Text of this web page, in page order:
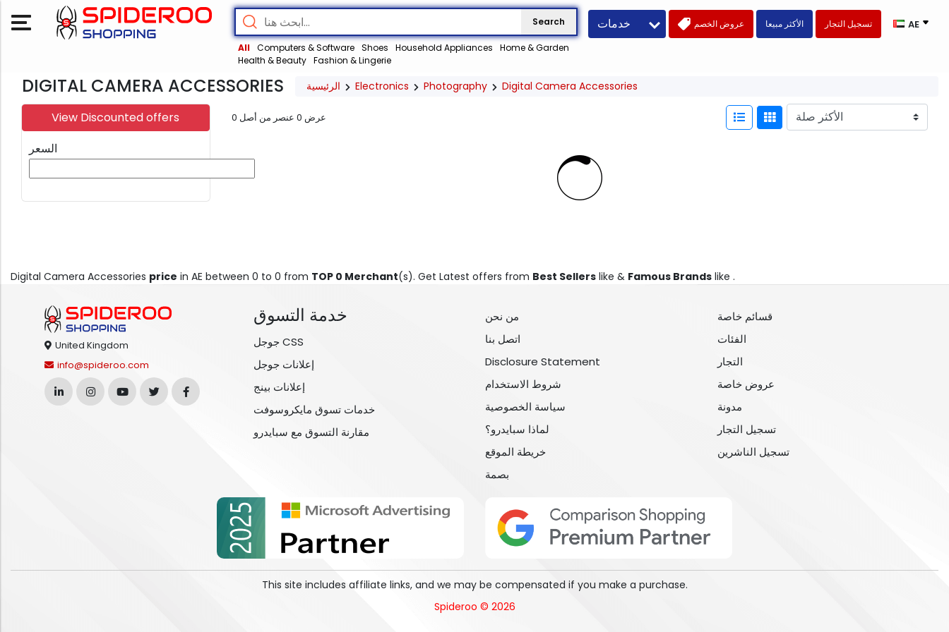
Search
All Computers & Software Shoes Household Appliances
Home & Garden
Health & Beauty Fashion & Lingerie
خدمات عروض الخصم الأكثر مبيعا تسجيل التجار AE
DIGITAL CAMERA ACCESSORIES الرئيسية Electronics Photography Digital Camera Accessories
View Discounted offers
السعر
عرض 0 عنصر من أصل 0
Digital Camera Accessories price in AE between 0 to 0 from TOP 0 Merchant(s). Get Latest offers from Best Sellers like & Famous Brands like .
United Kingdom
info@spideroo.com
خدمة التسوق
جوجل CSS
إعلانات جوجل
إعلانات بينج
خدمات تسوق مايكروسوفت
مقارنة التسوق مع سبايدرو
من نحن
اتصل بنا
Disclosure Statement
شروط الاستخدام
سياسة الخصوصية
لماذا سبايدرو؟
خريطة الموقع
بصمة
قسائم خاصة
الفئات
التجار
عروض خاصة
مدونة
تسجيل التجار
تسجيل الناشرين
This site includes affiliate links, and we may be compensated if you make a purchase.
Spideroo © 2026